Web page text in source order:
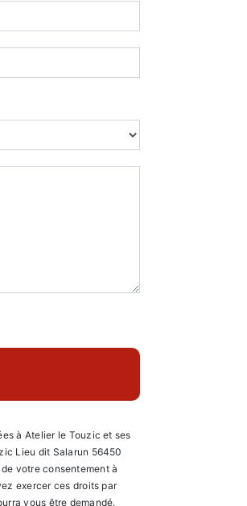
à Atelier le Touzic et ses
Lieu dit Salarun 56450
votre consentement à
exercer ces droits par
vous être demandé.